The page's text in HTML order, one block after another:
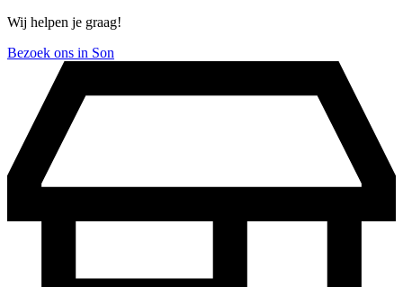
Wij helpen je graag!
Bezoek ons in Son